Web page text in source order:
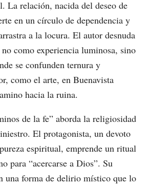
La relación, nacida del deseo de
en un círculo de dependencia y
a la locura. El autor desnuda
como experiencia luminosa, sino
se confunden ternura y
como el arte, en Buenavista
hacia la ruina.
de la fe” aborda la religiosidad
El protagonista, un devoto
espiritual, emprende un ritual
para “acercarse a Dios”. Su
una forma de delirio místico que lo